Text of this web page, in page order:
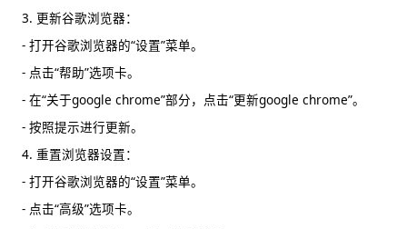
3. 更新谷歌浏览器：
- 打开谷歌浏览器的“设置”菜单。
- 点击“帮助”选项卡。
- 在“关于google chrome”部分，点击“更新google chrome”。
- 按照提示进行更新。
4. 重置浏览器设置：
- 打开谷歌浏览器的“设置”菜单。
- 点击“高级”选项卡。